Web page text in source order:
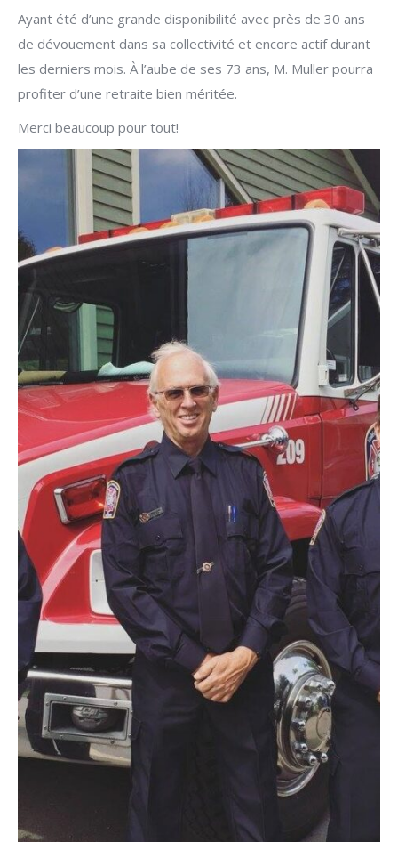
Ayant été d’une grande disponibilité avec près de 30 ans
de dévouement dans sa collectivité et encore actif durant
les derniers mois. À l’aube de ses 73 ans, M. Muller pourra
profiter d’une retraite bien méritée.
Merci beaucoup pour tout!